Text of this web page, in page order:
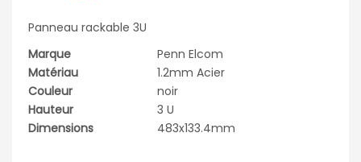
Panneau rackable 3U
Marque
Penn Elcom
Matériau
1.2mm Acier
Couleur
noir
Hauteur
3 U
Dimensions
483x133.4mm